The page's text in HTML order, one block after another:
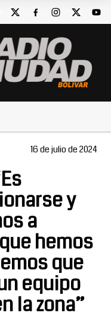
16 de julio de 2024
y
a
hemos
que
equipo
la zona”